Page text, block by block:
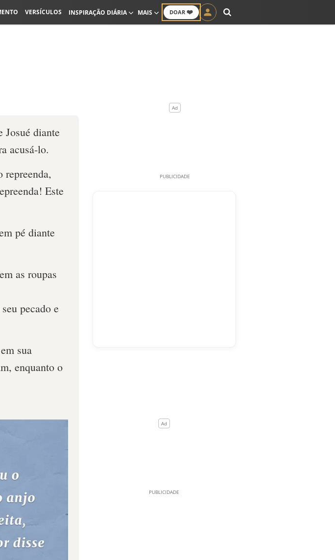
DOAR ❤️
VERSÍCULOS INSPIRAÇÃO DIÁRIA MAIS
Josué diante
acusá-lo.
repreenda,
Este
pé diante
as roupas
pecado e
sua
enquanto o